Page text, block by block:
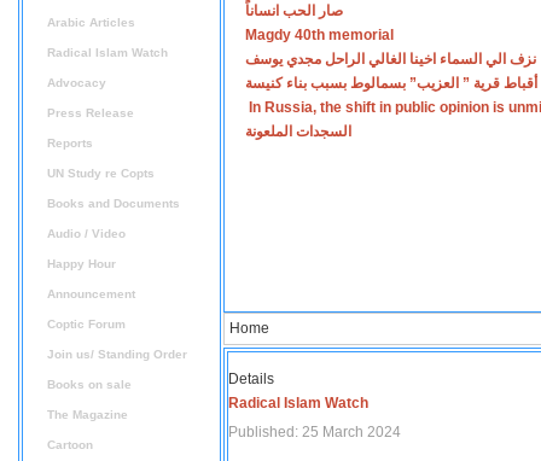
Arabic Articles
Radical Islam Watch
Advocacy
Press Release
Reports
UN Study re Copts
Books and Documents
Audio / Video
Happy Hour
Announcement
Coptic Forum
Join us/ Standing Order
Books on sale
The Magazine
Cartoon
صار الحب انساناً
Magdy 40th memorial
نزف الي السماء اخينا الغالي الراحل مجدي يوسف
أقباط قرية ” العزيب” بسمالوط بسبب بناء كنيسة
In Russia, the shift in public opinion is
السجدات الملعونة
Home
Details
Radical Islam Watch
Published: 25 March 2024